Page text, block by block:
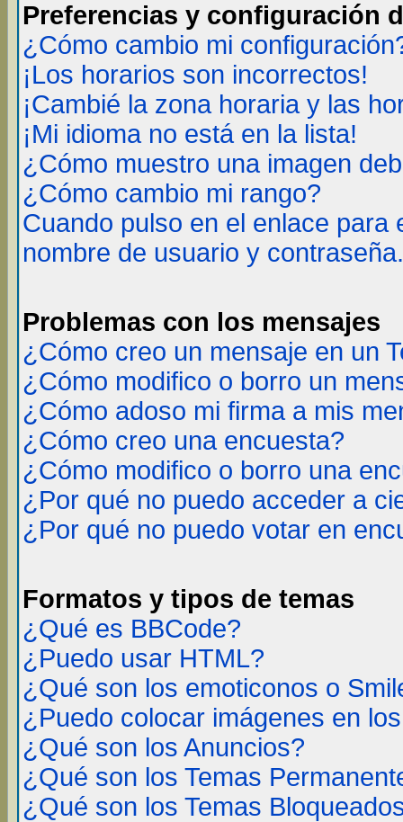
Preferencias y configuración
¿Cómo cambio mi
¡Los horarios son incorrectos!
¡Cambié la zona horaria y las
¡Mi idioma no está en la lista!
¿Cómo muestro una imagen
¿Cómo cambio mi rango?
Cuando pulso en el enlace
nombre de usuario y contraseña.
Problemas con los mensajes
¿Cómo creo un mensaje en un
¿Cómo modifico o borro un
¿Cómo adoso mi firma a mis
¿Cómo creo una encuesta?
¿Cómo modifico o borro una
¿Por qué no puedo acceder a
¿Por qué no puedo votar en
Formatos y tipos de temas
¿Qué es BBCode?
¿Puedo usar HTML?
¿Qué son los emoticonos o
¿Puedo colocar imágenes en
¿Qué son los Anuncios?
¿Qué son los Temas
¿Qué son los Temas